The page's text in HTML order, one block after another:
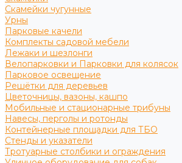
Скамейки чугунные
Урны
Парковые качели
Комплекты садовой мебели
Лежаки и шезлонги
Велопарковки и Парковки для колясок
Парковое освещение
Решётки для деревьев
Цветочницы, вазоны, кашпо
Мобильные и стационарные трибуны
Навесы, перголы и ротонды
Контейнерные площадки для ТБО
Стенды и указатели
Тротуарные столбики и ограждения